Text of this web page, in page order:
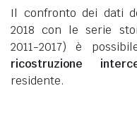
Il confronto dei dati
2018 con le serie
2011-2017) è
ricostruzione
residente.